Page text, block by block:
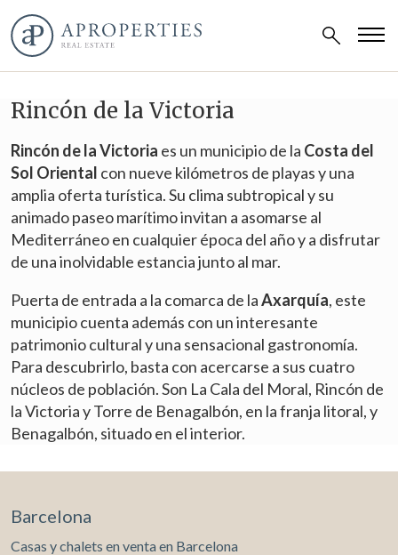
Rincón de la Victoria
Rincón de la Victoria es un municipio de la Costa del
Sol Oriental con nueve kilómetros de playas y una
amplia oferta turística. Su clima subtropical y su
animado paseo marítimo invitan a asomarse al
Mediterráneo en cualquier época del año y a disfrutar
de una inolvidable estancia junto al mar.
Puerta de entrada a la comarca de laAxarquía, este
municipio cuenta además con un interesante
patrimonio cultural y una sensacional gastronomía.
Para descubrirlo, basta con acercarse a sus cuatro
núcleos de población. Son La Cala del Moral, Rincón de
la Victoria y Torre de Benagalbón, en la franja litoral, y
Benagalbón, situado en el interior.
Barcelona
Casas y chalets en venta en Barcelona
Modificar cookies